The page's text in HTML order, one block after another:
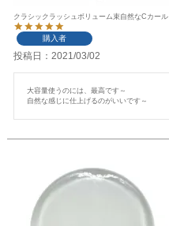
クラシックラッシュボリューム束自然なCカール
購入者
投稿日 2021/03/02
大容量使うのには、最高です～
自然な感じに仕上げるのがいいです～